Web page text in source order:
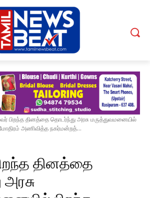
பிறந்த தினத்தை தொடர்ந்து அரசு மருத்துவமனையில்
அணிவித்த நகர்மன்றத்...
தினத்தை